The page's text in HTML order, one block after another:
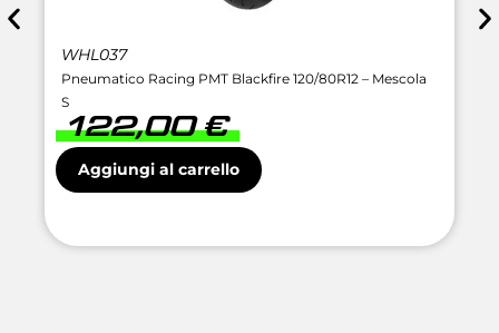
WHL037
Pneumatico Racing PMT Blackfire 120/80R12 – Mescola
S
122,00€
Aggiungi al carrello